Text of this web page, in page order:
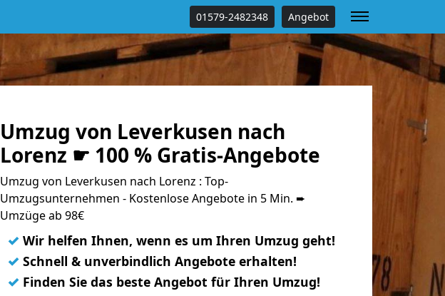
01579-2482348 Angebot
Umzug von Leverkusen nach
Lorenz ☛ 100 % Gratis-Angebote
Umzug von Leverkusen nach Lorenz : Top-
Umzugsunternehmen - Kostenlose Angebote in 5 Min. ➨
Umzüge ab 98€
✓ Wir helfen Ihnen, wenn es um Ihren Umzug geht!
✓ Schnell & unverbindlich Angebote erhalten!
✓ Finden Sie das beste Angebot für Ihren Umzug!